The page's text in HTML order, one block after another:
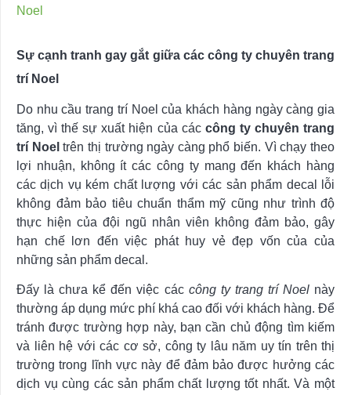
Noel
Sự cạnh tranh gay gắt giữa các công ty chuyên trang
trí Noel
Do nhu cầu trang trí Noel của khách hàng ngày càng gia
tăng, vì thế sự xuất hiện của các công ty chuyên trang
trí Noeltrên thị trường ngày càng phổ biến. Vì chạy theo
lợi nhuận, không ít các công ty mang đến khách hàng
các dịch vụ kém chất lượng với các sản phẩm decal lỗi
không đảm bảo tiêu chuẩn thẩm mỹ cũng như trình độ
thực hiện của đội ngũ nhân viên không đảm bảo, gây
hạn chế lơn đến việc phát huy vẻ đẹp vốn của của
những sản phẩm decal.
Đấy là chưa kể đến việc các công ty trang trí Noelnày
thường áp dụng mức phí khá cao đối với khách hàng. Để
tránh được trường hợp này, bạn cần chủ động tìm kiếm
và liên hệ với các cơ sở, công ty lâu năm uy tín trên thị
trường trong lĩnh vực này để đảm bảo được hưởng các
dịch vụ cùng các sản phẩm chất lượng tốt nhất. Và một